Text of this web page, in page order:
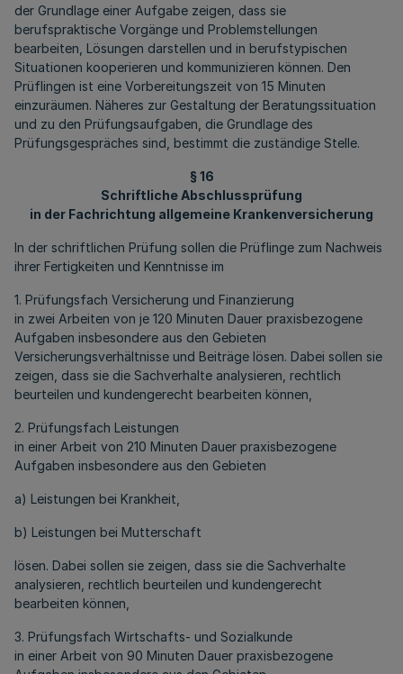
der Grundlage einer Aufgabe zeigen, dass sie
berufspraktische Vorgänge und Problemstellungen
bearbeiten, Lösungen darstellen und in berufstypischen
Situationen kooperieren und kommunizieren können. Den
Prüflingen ist eine Vorbereitungszeit von 15 Minuten
einzuräumen. Näheres zur Gestaltung der Beratungssituation
und zu den Prüfungsaufgaben, die Grundlage des
Prüfungsgespräches sind, bestimmt die zuständige Stelle.
§ 16
Schriftliche Abschlussprüfung
in der Fachrichtung allgemeine Krankenversicherung
In der schriftlichen Prüfung sollen die Prüflinge zum Nachweis
ihrer Fertigkeiten und Kenntnisse im
1. Prüfungsfach Versicherung und Finanzierung
in zwei Arbeiten von je 120 Minuten Dauer praxisbezogene
Aufgaben insbesondere aus den Gebieten
Versicherungsverhältnisse und Beiträge lösen. Dabei sollen sie
zeigen, dass sie die Sachverhalte analysieren, rechtlich
beurteilen und kundengerecht bearbeiten können,
2. Prüfungsfach Leistungen
in einer Arbeit von 210 Minuten Dauer praxisbezogene
Aufgaben insbesondere aus den Gebieten
a) Leistungen bei Krankheit,
b) Leistungen bei Mutterschaft
lösen. Dabei sollen sie zeigen, dass sie die Sachverhalte
analysieren, rechtlich beurteilen und kundengerecht
bearbeiten können,
3. Prüfungsfach Wirtschafts- und Sozialkunde
in einer Arbeit von 90 Minuten Dauer praxisbezogene